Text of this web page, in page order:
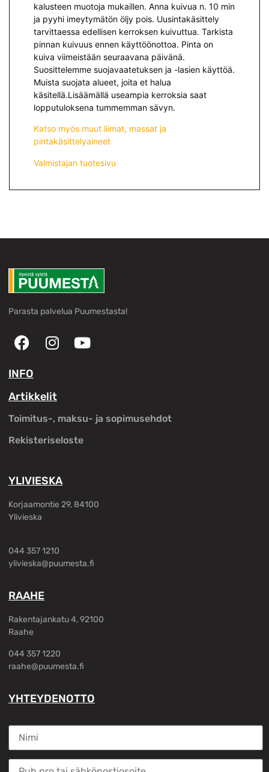
kalusteen muotoja mukaillen. Anna kuivua n. 10 min
ja pyyhi imeytymätön öljy pois. Uusintakäsittely
tarvittaessa edellisen kerroksen kuivuttua. Tarkista
pinnan kuivuus ennen käyttöönottoa. Pinta on
kuiva viimeistään seuraavana päivänä.
Suosittelemme suojavaatetuksen ja -lasien käyttöä.
Muista suojata alueet, joita et halua
käsitellä.Lisäämällä useampia kerroksia saat
lopputuloksena tummemman sävyn.
Katso myös muut liimat, massat ja
pintakäsittelyaineet
Valmistajan tuotesivu
Parasta palvelua Puumestasta!
INFO
Artikkelit
Toimitus-, maksu- ja sopimusehdot
Rekisteriseloste
YLIVIESKA
Korjaamontie 29, 84100
Ylivieska
044 357 1210
ylivieska@puumesta.fi
RAAHE
Rakentajankatu 4, 92100
Raahe
044 357 1220
raahe@puumesta.fi
YHTEYDENOTTO